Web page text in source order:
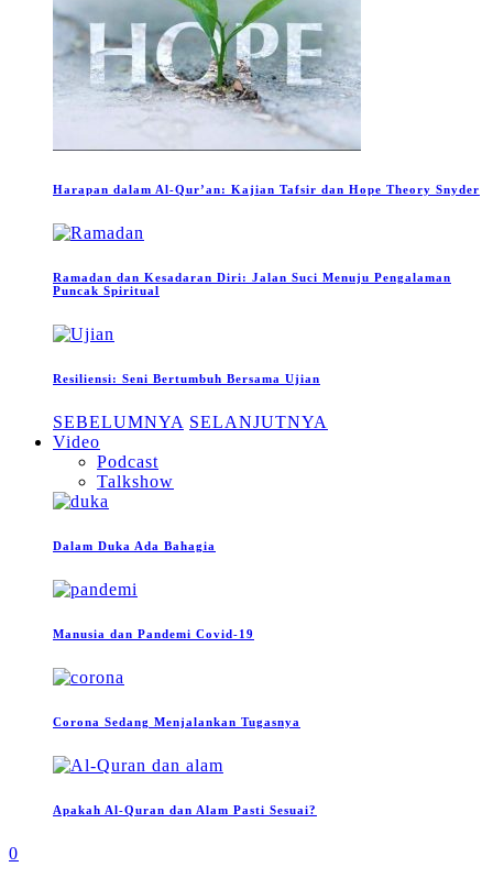
Harapan dalam Al-Qur’an: Kajian Tafsir dan Hope Theory Snyder
Ramadan dan Kesadaran Diri: Jalan Suci Menuju Pengalaman
Puncak Spiritual
Resiliensi: Seni Bertumbuh Bersama Ujian
SEBELUMNYA SELANJUTNYA
Video
Podcast
Talkshow
Dalam Duka Ada Bahagia
Manusia dan Pandemi Covid-19
Corona Sedang Menjalankan Tugasnya
Apakah Al-Quran dan Alam Pasti Sesuai?
0